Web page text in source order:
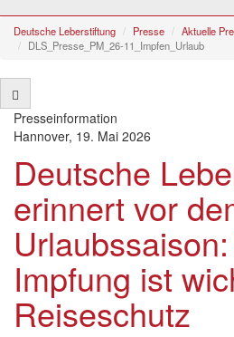
Deutsche Leberstiftung Presse
Aktuelle
DLS_Presse_PM_26-11_Impfen_Urlaub
Presseinformation
Hannover, 19. Mai 2026
Deutsche
erinnert vor
Impfung ist
Reiseschutz